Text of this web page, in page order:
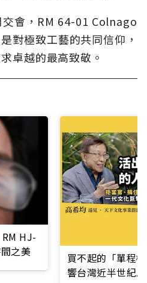
會，RM 64-01 Colnago
對極致工藝的共同信仰，
卓越的最高致敬。
之美
買不起的「單程
響台灣近半世紀